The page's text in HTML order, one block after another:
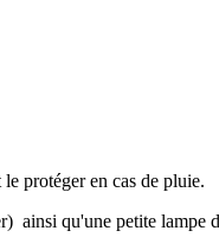
protéger en cas de pluie.
ainsi qu'une petite lampe